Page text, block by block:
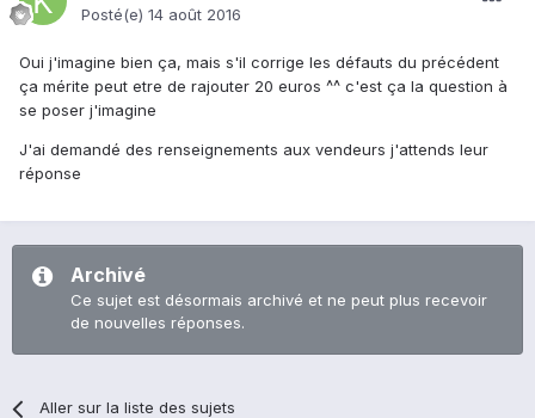
Posté(e) 14 août 2016
Oui j'imagine bien ça, mais s'il corrige les défauts du précédent
ça mérite peut etre de rajouter 20 euros ^^ c'est ça la question à
se poser j'imagine
J'ai demandé des renseignements aux vendeurs j'attends leur
réponse
Archivé
Ce sujet est désormais archivé et ne peut plus recevoir
de nouvelles réponses.
Aller sur la liste des sujets